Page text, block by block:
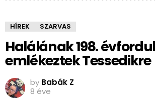
HÍREK SZARVAS
Halálának 198.
emlékeztek Tessedikre
by Babák Z
8 éve